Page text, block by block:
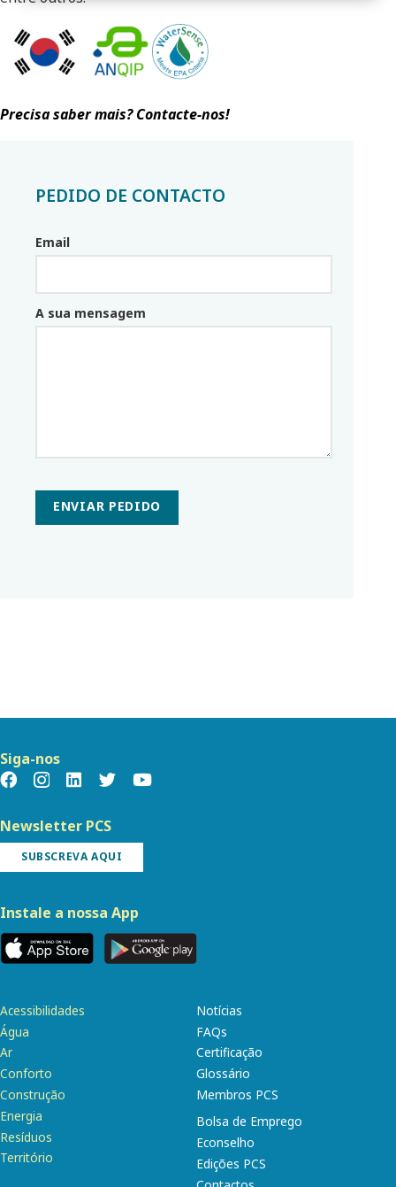
Precisa saber mais? Contacte-nos!
PEDIDO DE CONTACTO
Email
A sua mensagem
ENVIAR PEDIDO
Siga-nos
Newsletter PCS
SUBSCREVA AQUI
Instale a nossa App
Acessibilidades
Água
Ar
Conforto
Construção
Energia
Resíduos
Território
Notícias
FAQs
Certificação
Glossário
Membros PCS
Bolsa de Emprego
Econselho
Edições PCS